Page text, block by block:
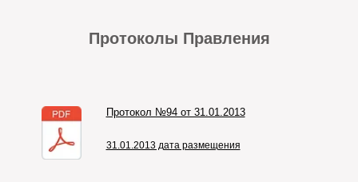
Протокол №94 от 31.01.2013
31.01.2013 дата размещения
Протоколы Правления